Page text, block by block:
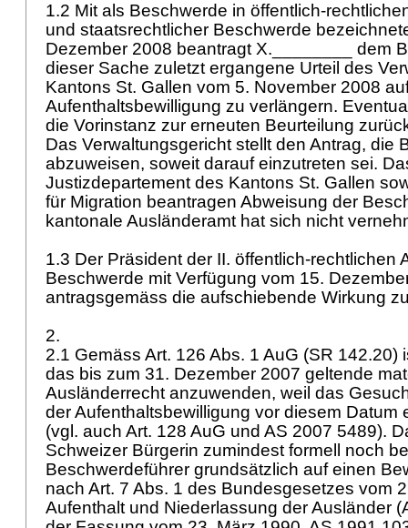
1.2 Mit als Beschwerde in öffentlich-
und staatsrechtlicher Beschwerde
Dezember 2008 beantragt X.________ dem
dieser Sache zuletzt ergangene Urteil des
Kantons St. Gallen vom 5. November 2008
Aufenthaltsbewilligung zu verlängern.
die Vorinstanz zur erneuten Beurteilung
Das Verwaltungsgericht stellt den Antrag, die
abzuweisen, soweit darauf einzutreten sei.
Justizdepartement des Kantons St. Gallen
für Migration beantragen Abweisung der
kantonale Ausländeramt hat sich nicht
1.3 Der Präsident der II. öffentlich-rechtlichen
Beschwerde mit Verfügung vom 15.
antragsgemäss die aufschiebende Wirkung
2.
2.1 Gemäss Art. 126 Abs. 1 AuG (SR 142.20)
das bis zum 31. Dezember 2007 geltende
Ausländerrecht anzuwenden, weil das
der Aufenthaltsbewilligung vor diesem Datum
(vgl. auch Art. 128 AuG und AS 2007 5489).
Schweizer Bürgerin zumindest formell noch
Beschwerdeführer grundsätzlich auf einen
nach Art. 7 Abs. 1 des Bundesgesetzes vom
Aufenthalt und Niederlassung der Ausländer